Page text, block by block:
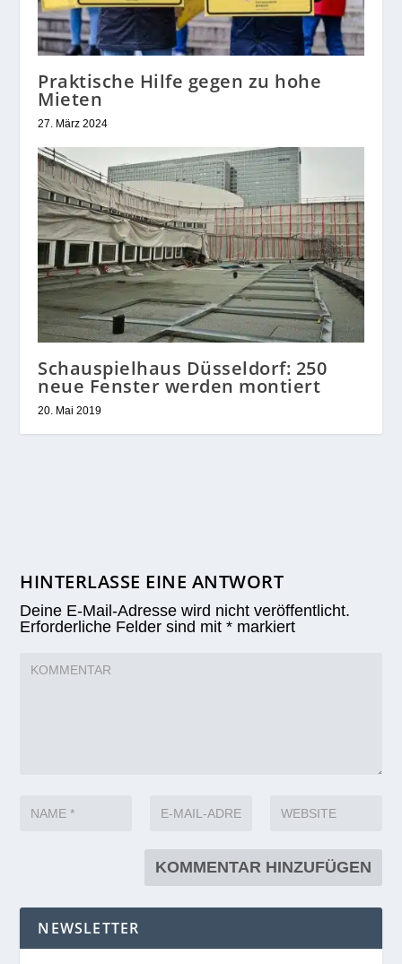
Praktische Hilfe gegen zu hohe
Mieten
27. März 2024
Schauspielhaus Düsseldorf: 250
neue Fenster werden montiert
20. Mai 2019
HINTERLASSE EINE ANTWORT
Deine E-Mail-Adresse wird nicht veröffentlicht.
Erforderliche Felder sind mit* markiert
NEWSLETTER